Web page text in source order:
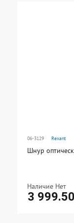
Ед.
06-3129 Rexant
Шнур
Наличие Нет
3